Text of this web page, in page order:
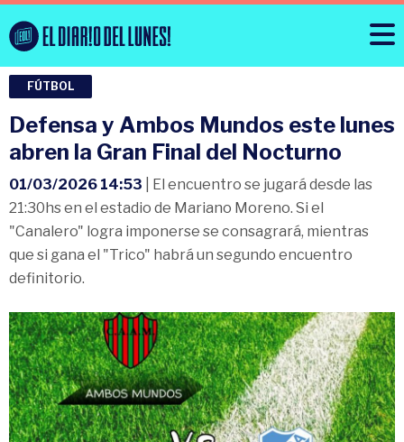
FÚTBOL
Defensa y Ambos Mundos este lunes
abren la Gran Final del Nocturno
01/03/2026 14:53 | El encuentro se jugará desde las
21:30hs en el estadio de Mariano Moreno. Si el
"Canalero" logra imponerse se consagrará, mientras
que si gana el "Trico" habrá un segundo encuentro
definitorio.